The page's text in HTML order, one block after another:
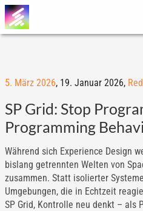
5. März 2026, 19. Januar 2026,
SP Grid: Stop
Programming
Während sich Experience Design
bislang getrennten Welten von
zusammen. Statt isolierter
Umgebungen, die in Echtzeit
SP Grid, Kontrolle neu denkt – als